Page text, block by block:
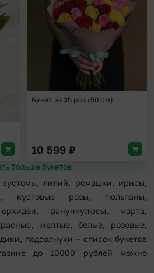
Букет из 35 роз (50 см)
10 599 ₽
Показать больше букетов
эустомы, лилий, ромашки, ирисы,
кустовые розы, тюльпаны,
ранункулюсы, марта,
желтые, белые, розовые,
подсолнухи – список букетов
до 10000 рублей можно